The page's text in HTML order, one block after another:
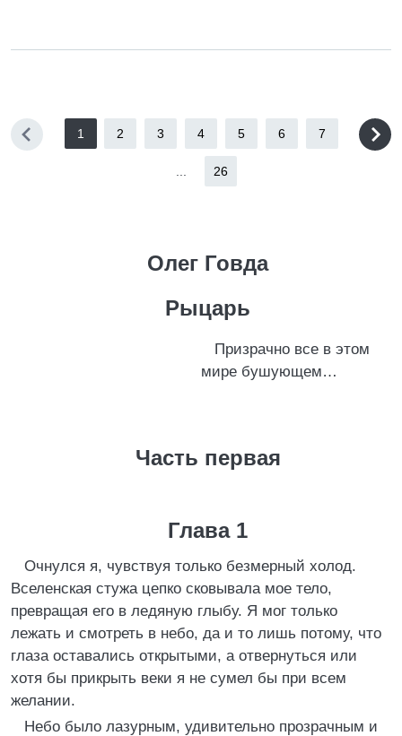
1 2 3 4 5 6 7
26
Олег Говда
Рыцарь
Призрачно все в этом
мире бушующем…
Часть первая
Глава 1
Очнулся я, чувствуя только безмерный холод.
Вселенская стужа цепко сковывала мое тело,
превращая его в ледяную глыбу. Я мог только
лежать и смотреть в небо, да и то лишь потому, что
глаза оставались открытыми, а отвернуться или
хотя бы прикрыть веки я не сумел бы при всем
желании.
Небо было лазурным, удивительно прозрачным и